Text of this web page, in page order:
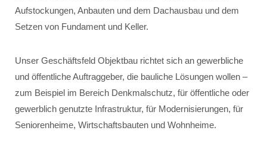
Aufstockungen, Anbauten und dem Dachausbau und dem
Setzen von Fundament und Keller.
Unser Geschäftsfeld Objektbau richtet sich an gewerbliche
und öffentliche Auftraggeber, die bauliche Lösungen wollen –
zum Beispiel im Bereich Denkmalschutz, für öffentliche oder
gewerblich genutzte Infrastruktur, für Modernisierungen, für
Seniorenheime, Wirtschaftsbauten und Wohnheime.